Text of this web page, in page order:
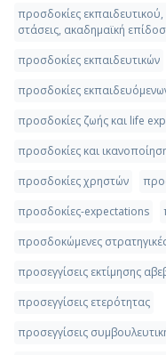
προσδοκίες
στάσεις, ακαδημαϊκή
προσδοκίες εκπαιδευτικών
προσδοκίες
προσδοκίες ζωής και life
προσδοκίες και
προσδοκίες χρηστών
προσδοκίες-expectations
προσδοκώμενες
προσεγγίσεις εκτίμησης
προσεγγίσεις ετερότητας
προσεγγίσεις